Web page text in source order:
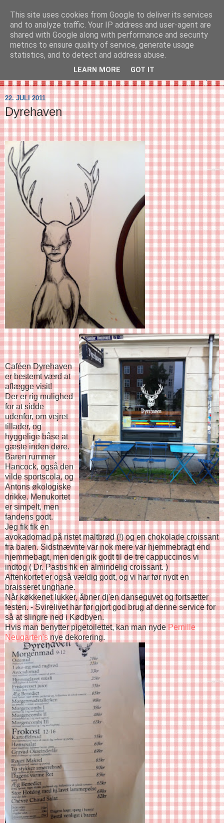
SVIRELIV
- en blog om svirelivet i København og resten af verden...
22. JULI 2011
Dyrehaven
Caféen Dyrehaven
er bestemt værd at
aflægge visit!
Der er rig mulighed
for at sidde
udenfor, om vejret
tillader, og
hyggelige båse at
gæste inden døre.
Baren rummer
Hancock, også den
vilde sportscola, og
Antons økologiske
drikke. Menukortet
er simpelt, men
fandens godt.
Jeg fik fik en
avokadomad på ristet maltbrød (!) og en chokolade croissant
fra baren. Sidstnævnte var nok mere var hjemmebragt end
hjemmebagt, men den gik godt til de tre cappuccinos vi
indtog ( Dr. Pastis fik en almindelig croissant. )
Aftenkortet er også vældig godt, og vi har før nydt en
braisseret unghane.
Når køkkenet lukker, åbner dj'en danseguvet og fortsætter
festen. - Svirelivet har før gjort god brug af denne service for
så at slingre ned i Kødbyen.
Hvis man benytter pigetoilettet, kan man nydePernille
Neugarten'snye dekorering.
This site uses cookies from Google to deliver its services
and to analyze traffic. Your IP address and user-agent are
shared with Google along with performance and security
metrics to ensure quality of service, generate usage
statistics, and to detect and address abuse.
LEARN MORE GOT IT